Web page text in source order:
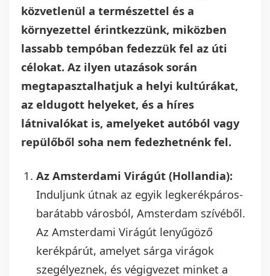
közvetlenül a természettel és a
környezettel érintkezzünk, miközben
lassabb tempóban fedezzük fel az úti
célokat. Az ilyen utazások során
megtapasztalhatjuk a helyi kultúrákat,
az eldugott helyeket, és a híres
látnivalókat is, amelyeket autóból vagy
repülőből soha nem fedezhetnénk fel.
Az Amsterdami Virágút (Hollandia):
Induljunk útnak az egyik legkerékpáros-
barátabb városból, Amsterdam szívéből.
Az Amsterdami Virágút lenyűgöző
kerékpárút, amelyet sárga virágok
szegélyeznek, és végigvezet minket a